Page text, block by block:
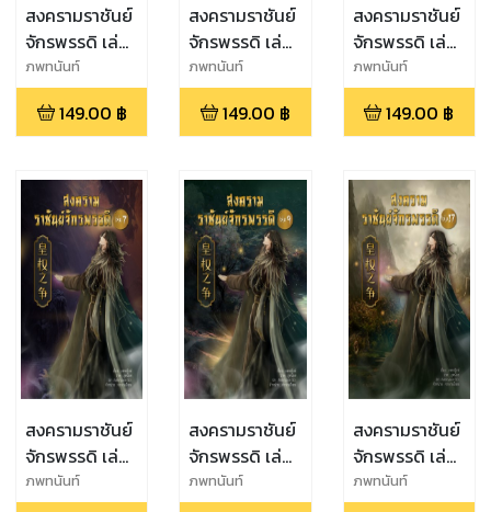
สงครามราชันย์
จักรพรรดิ เล่ม
ที่ 16
ภพทนันท์
149.00 ฿
สงครามราชันย์
จักรพรรดิ เล่ม
ที่ 14
ภพทนันท์
149.00 ฿
สงครามราชันย์
จักรพรรดิ เล่ม
ที่ 6
ภพทนันท์
149.00 ฿
สงครามราชันย์
จักรพรรดิ เล่ม
ที่ 7
ภพทนันท์
สงครามราชันย์
จักรพรรดิ เล่ม
ที่ 9
ภพทนันท์
สงครามราชันย์
จักรพรรดิ เล่ม
ที่ 17
ภพทนันท์